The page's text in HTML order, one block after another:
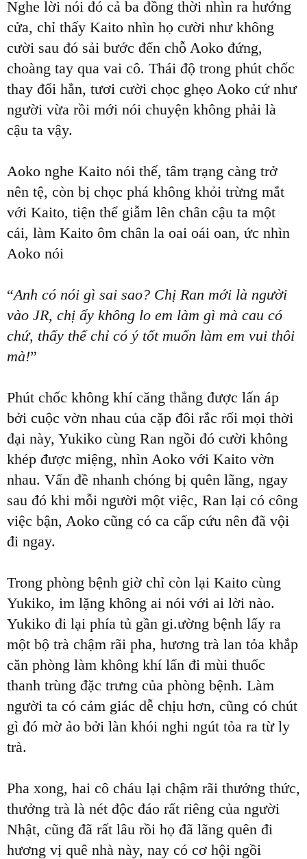
Nghe lời nói đó cả ba đồng thời nhìn ra hướng
cửa, chỉ thấy Kaito nhìn họ cười như không
cười sau đó sải bước đến chỗ Aoko đứng,
choàng tay qua vai cô. Thái độ trong phút chốc
thay đổi hẳn, tươi cười chọc ghẹo Aoko cứ như
người vừa rồi mới nói chuyện không phải là
cậu ta vậy.
Aoko nghe Kaito nói thế, tâm trạng càng trở
nên tệ, còn bị chọc phá không khỏi trừng mắt
với Kaito, tiện thể giẫm lên chân cậu ta một
cái, làm Kaito ôm chân la oai oái oan, ức nhìn
Aoko nói
“Anh có nói gì sai sao? Chị Ran mới là người
vào JR, chị ấy không lo em làm gì mà cau có
chứ, thấy thế chỉ có ý tốt muốn làm em vui thôi
mà!”
Phút chốc không khí căng thẳng được lấn áp
bởi cuộc vờn nhau của cặp đôi rắc rối mọi thời
đại này, Yukiko cùng Ran ngồi đó cười không
khép được miệng, nhìn Aoko với Kaito vờn
nhau. Vấn đề nhanh chóng bị quên lãng, ngay
sau đó khi mỗi người một việc, Ran lại có công
việc bận, Aoko cũng có ca cấp cứu nên đã vội
đi ngay.
Trong phòng bệnh giờ chỉ còn lại Kaito cùng
Yukiko, im lặng không ai nói với ai lời nào.
Yukiko đi lại phía tủ gần gi.ường bệnh lấy ra
một bộ trà chậm rãi pha, hương trà lan tỏa khắp
căn phòng làm không khí lấn đi mùi thuốc
thanh trùng đặc trưng của phòng bệnh. Làm
người ta có cảm giác dễ chịu hơn, cũng có chút
gì đó mờ ảo bởi làn khói nghi ngút tỏa ra từ ly
trà.
Pha xong, hai cô cháu lại chậm rãi thưởng thức,
thưởng trà là nét độc đáo rất riêng của người
Nhật, cũng đã rất lâu rồi họ đã lãng quên đi
hương vị quê nhà này, nay có cơ hội ngồi